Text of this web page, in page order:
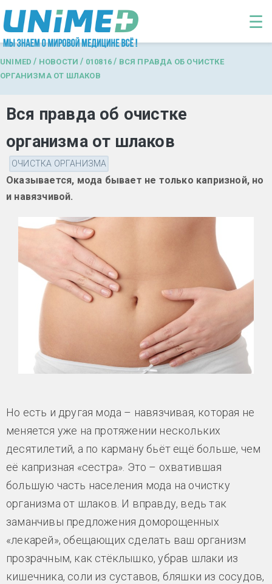
Перейти к основному содержанию
☰
UNIMED / НОВОСТИ / 010816 / ВСЯ ПРАВДА ОБ ОЧИСТКЕ
ОРГАНИЗМА ОТ ШЛАКОВ
Вся правда об очистке
организма от шлаков
ОЧИСТКА ОРГАНИЗМА
Оказывается, мода бывает не только капризной, но
и навязчивой.
Но есть и другая мода – навязчивая, которая не
меняется уже на протяжении нескольких
десятилетий, а по карману бьёт ещё больше, чем
её капризная «сестра». Это – охватившая
большую часть населения мода на очистку
организма от шлаков. И вправду, ведь так
заманчивы предложения доморощенных
«лекарей», обещающих сделать ваш организм
прозрачным, как стёклышко, убрав шлаки из
кишечника, соли из суставов, бляшки из сосудов,